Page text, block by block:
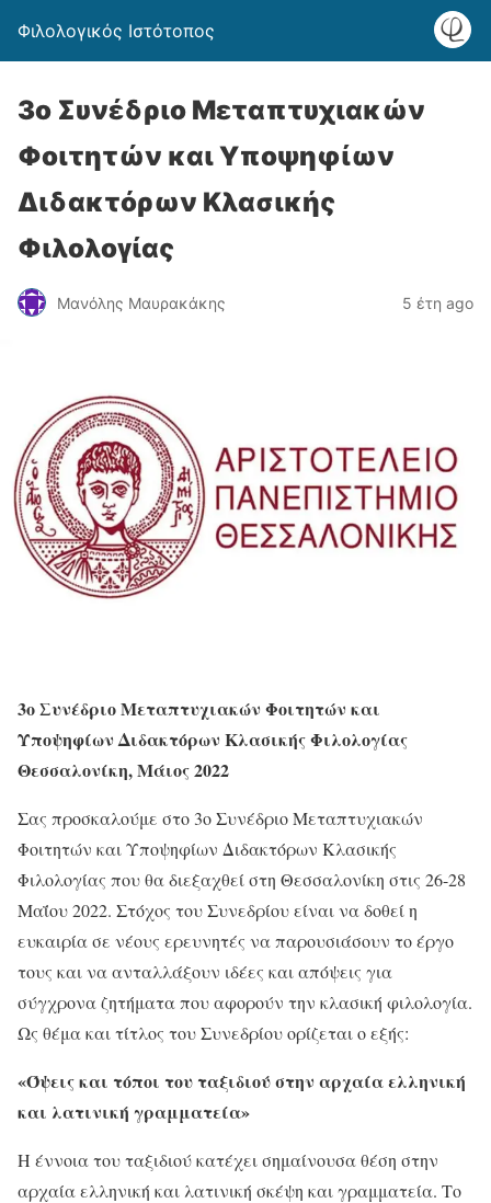
Φιλολογικός Ιστότοπος
3ο Συνέδριο Μεταπτυχιακών
Φοιτητών και Υποψηφίων
Διδακτόρων Κλασικής
Φιλολογίας
Μανόλης Μαυρακάκης 5 έτη ago
3ο Συνέδριο Μεταπτυχιακών Φοιτητών και
Υποψηφίων Διδακτόρων Κλασικής Φιλολογίας
Θεσσαλονίκη, Μάιος 2022
Σας προσκαλούμε στο 3ο Συνέδριο Μεταπτυχιακών
Φοιτητών και Υποψηφίων Διδακτόρων Κλασικής
Φιλολογίας που θα διεξαχθεί στη Θεσσαλονίκη στις 26-28
Μαΐου 2022. Στόχος του Συνεδρίου είναι να δοθεί η
ευκαιρία σε νέους ερευνητές να παρουσιάσουν το έργο
τους και να ανταλλάξουν ιδέες και απόψεις για
σύγχρονα ζητήματα που αφορούν την κλασική φιλολογία.
Ως θέμα και τίτλος του Συνεδρίου ορίζεται ο εξής:
«Όψεις και τόποι του ταξιδιού στην αρχαία ελληνική
και λατινική γραμματεία»
Η έννοια του ταξιδιού κατέχει σημαίνουσα θέση στην
αρχαία ελληνική και λατινική σκέψη και γραμματεία. Το